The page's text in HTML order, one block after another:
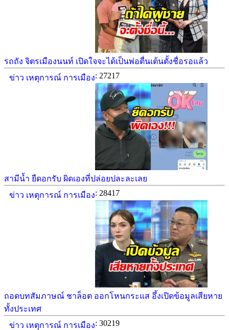
รถถัง จิตรเมืองนนท์ เปิดใจจะได้เป็นพ่อตื่นเต้นตั้งชื่อรอแล้ว
ข่าว เหตุการณ์ การเมือง: 27217
สามีน้ำ ยืดอกรับ ผิดเองที่ปล่อยปละละเลย
ข่าว เหตุการณ์ การเมือง: 28417
ถอดบทสัมภาษณ์ ชาล็อต ออกโหนกระแส อึ้งเปิดข้อมูลเสียหาย
ทั้งประเทศ
ข่าว เหตุการณ์ การเมือง: 30219